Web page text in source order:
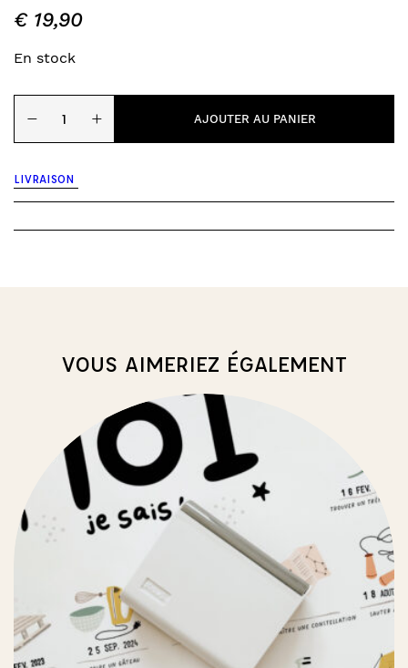
€19,90
En stock
de
Du
&
Dou
− + AJOUTER AU PANIER
LIVRAISON
VOUS AIMERIEZ ÉGALEMENT